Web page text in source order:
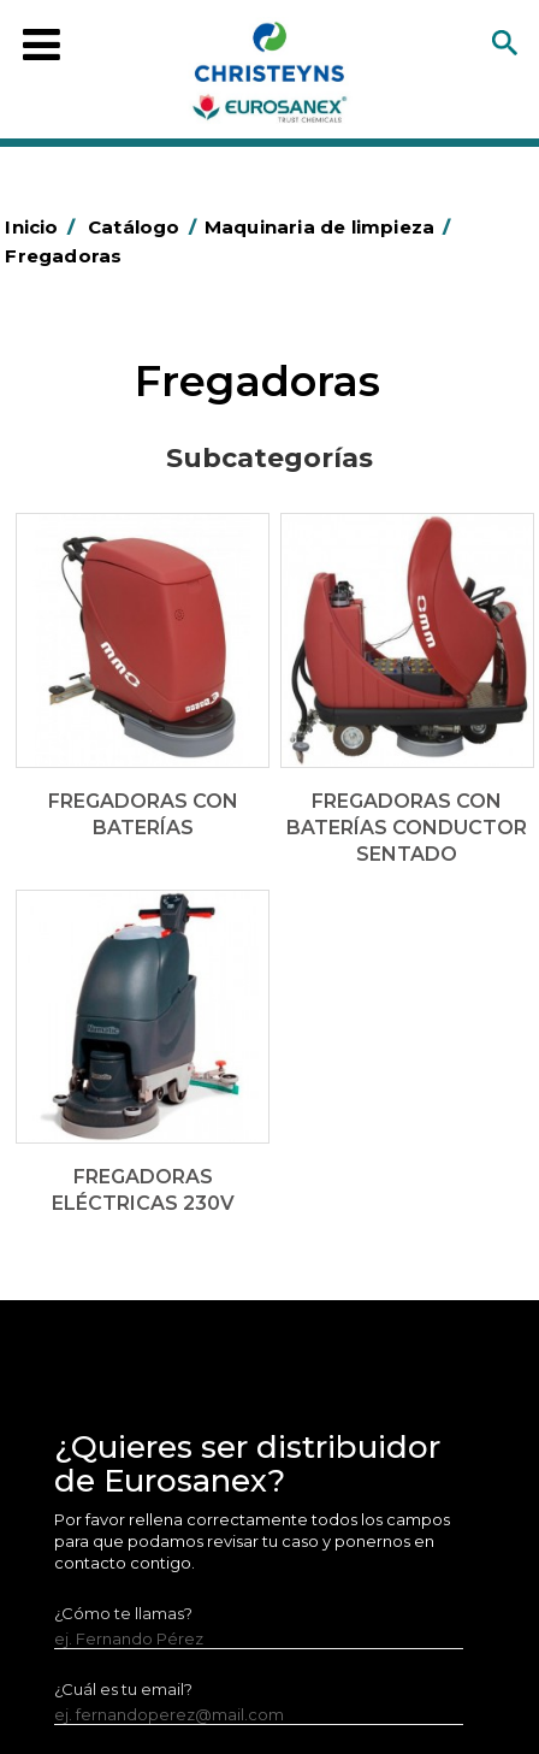
Inicio / Catálogo / Maquinaria de limpieza /
Fregadoras
Fregadoras
Subcategorías
FREGADORAS CON
BATERÍAS
FREGADORAS CON
BATERÍAS CONDUCTOR
SENTADO
FREGADORAS
ELÉCTRICAS 230V
¿Quieres ser distribuidor
de Eurosanex?
Por favor rellena correctamente todos los campos
para que podamos revisar tu caso y ponernos en
contacto contigo.
¿Cómo te llamas?
ej. Fernando Pérez
¿Cuál es tu email?
ej. fernandoperez@mail.com